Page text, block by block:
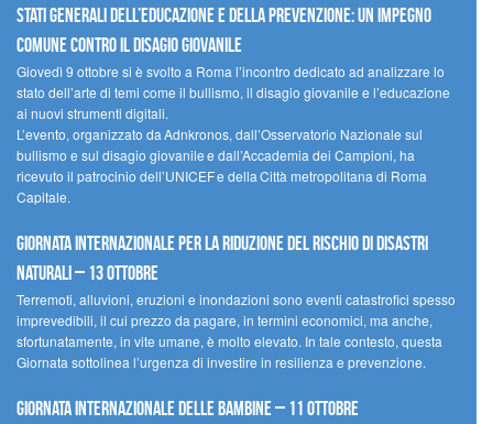
Stati Generali dell’Educazione e della Prevenzione: un impegno
comune contro il disagio giovanile
Giovedì 9 ottobre si è svolto a Roma l’incontro dedicato ad analizzare lo
stato dell’arte di temi come il bullismo, il disagio giovanile e l’educazione
ai nuovi strumenti digitali.
L’evento, organizzato da Adnkronos, dall’Osservatorio Nazionale sul
bullismo e sul disagio giovanile e dall’Accademia dei Campioni, ha
ricevuto il patrocinio dell’UNICEF e della Città metropolitana di Roma
Capitale.
Giornata internazionale per la riduzione del rischio di disastri
naturali – 13 ottobre
Terremoti, alluvioni, eruzioni e inondazioni sono eventi catastrofici spesso
imprevedibili, il cui prezzo da pagare, in termini economici, ma anche,
sfortunatamente, in vite umane, è molto elevato. In tale contesto, questa
Giornata sottolinea l’urgenza di investire in resilienza e prevenzione.
Giornata internazionale delle bambine – 11 ottobre